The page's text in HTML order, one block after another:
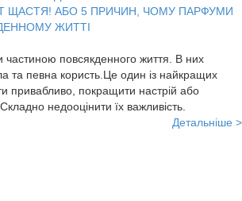
ЩАСТЯ! АБО 5 ПРИЧИН, ЧОМУ ПАРФУМИ
ЖИТТІ
повсякденного життя. В них
та певна користь.Це один із найкращих
привабливо, покращити настрій або
недооцінити їх важливість.
Детальніше >